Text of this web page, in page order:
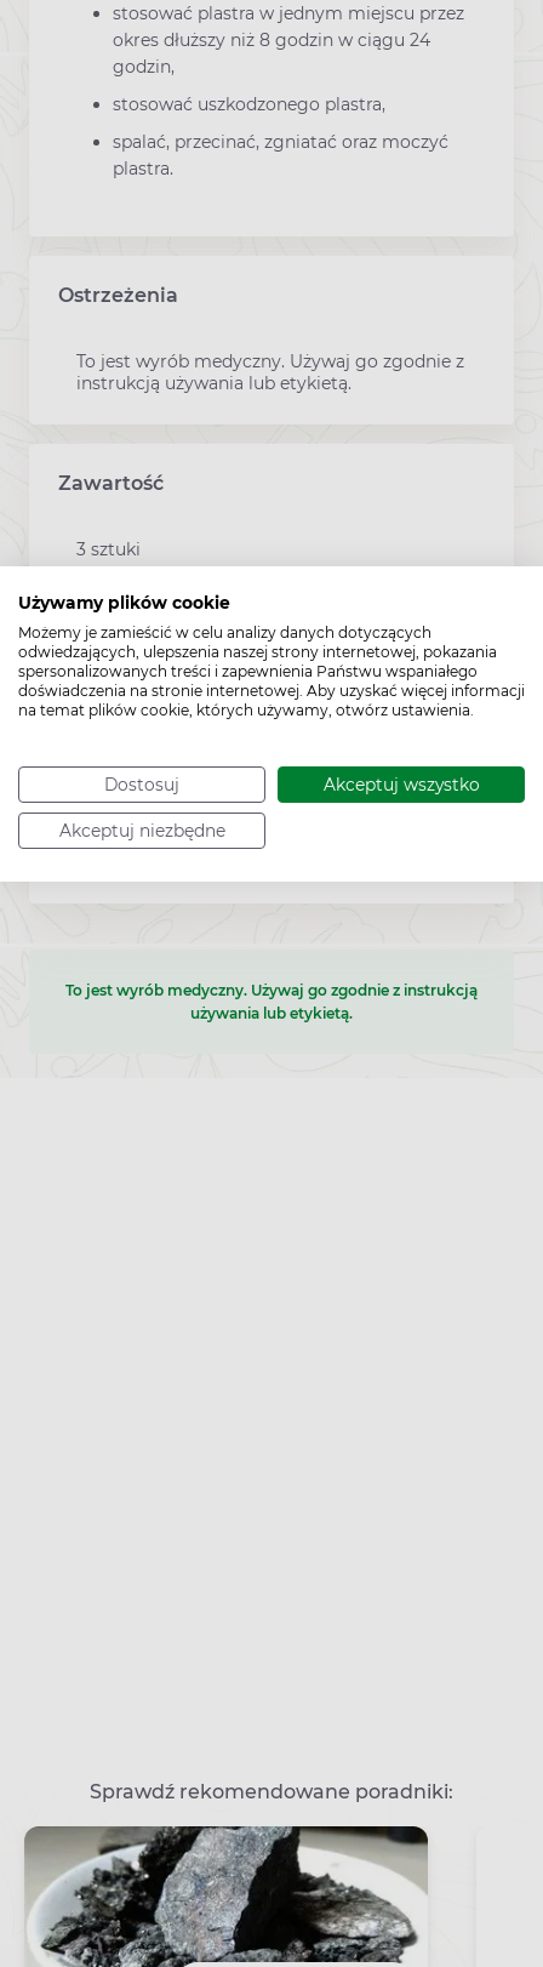
Używamy plików cookie
Możemy je zamieścić w celu analizy danych dotyczących
odwiedzających, ulepszenia naszej strony internetowej, pokazania
spersonalizowanych treści i zapewnienia Państwu wspaniałego
doświadczenia na stronie internetowej. Aby uzyskać więcej informacji
na temat plików cookie, których używamy, otwórz ustawienia.
Dostosuj Akceptuj wszystko
Akceptuj niezbędne
stosować plastra w jednym miejscu przez
okres dłuższy niż 8 godzin w ciągu 24
godzin,
stosować uszkodzonego plastra,
spalać, przecinać, zgniatać oraz moczyć
plastra.
Ostrzeżenia
To jest wyrób medyczny. Używaj go zgodnie z
instrukcją używania lub etykietą.
Zawartość
3 sztuki
Sposób przechowywania:15°C - 25°C
To jest wyrób medyczny. Używaj go zgodnie z instrukcją
używania lub etykietą.
Sprawdź rekomendowane poradniki: